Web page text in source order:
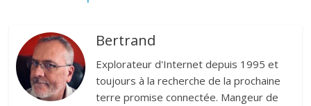
Bertrand
Explorateur d'Internet depuis 1995 et
toujours à la recherche de la prochaine
terre promise connectée. Mangeur de